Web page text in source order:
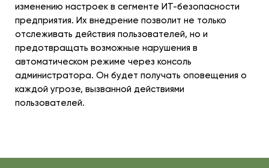
изменению настроек в сегменте ИТ-безопасности
предприятия. Их внедрение позволит не только
отслеживать действия пользователей, но и
предотвращать возможные нарушения в
автоматическом режиме через консоль
администратора. Он будет получать оповещения о
каждой угрозе, вызванной действиями
пользователей.